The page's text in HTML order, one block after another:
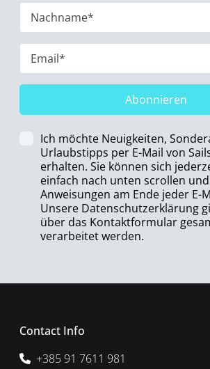
Abonnieren
Ich möchte Neuigkeiten,
Urlaubstipps per E-Mail von
erhalten. Sie können sich
einfach nach unten scrollen
Anweisungen am Ende jeder E-
Unsere Datenschutzerklärung
über das Kontaktformular
verarbeitet werden.
Contact Info
+385 91 7611 981